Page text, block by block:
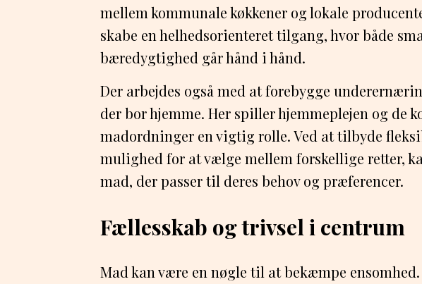
mellem kommunale køkkener og lokale
skabe en helhedsorienteret tilgang, hvor både
bæredygtighed går hånd i hånd.
Der arbejdes også med at forebygge
der bor hjemme. Her spiller hjemmeplejen og de
madordninger en vigtig rolle. Ved at tilbyde
mulighed for at vælge mellem forskellige retter,
mad, der passer til deres behov og præferencer.
Fællesskab og trivsel i centrum
Mad kan være en nøgle til at bekæmpe ensomhed.